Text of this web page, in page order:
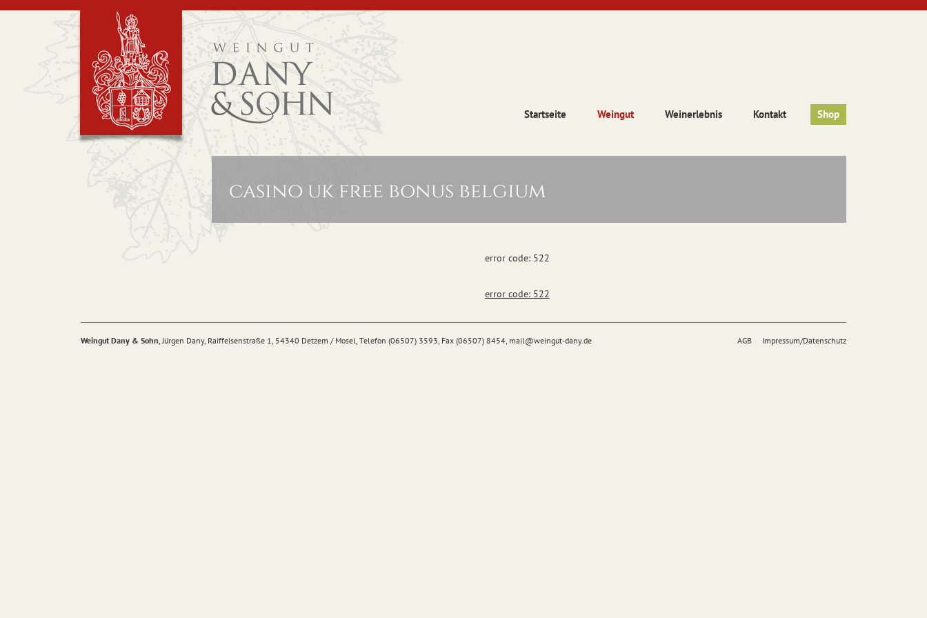
Startseite Weingut Weinerlebnis Kontakt Shop
casino uk free bonus belgium
error code: 522
error code: 522
AGB Impressum/Datenschutz
Weingut Dany & Sohn, Jürgen Dany, Raiffeisenstraße 1, 54340 Detzem / Mosel, Telefon (06507) 3593, Fax (06507) 8454, mail@weingut-dany.de